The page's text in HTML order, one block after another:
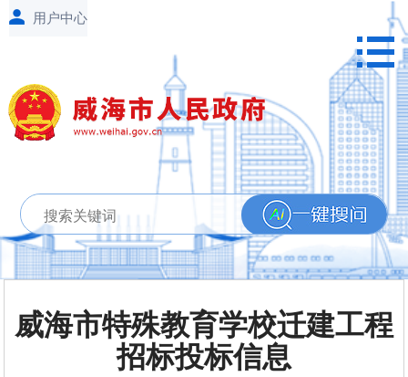
威海市特殊教育学校迁建工程
招标投标信息